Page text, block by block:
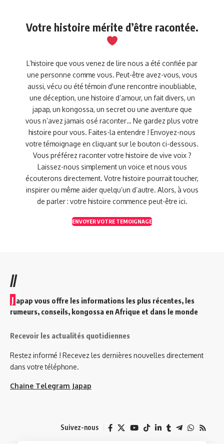
Votre histoire mérite d’être racontée.
L’histoire que vous venez de lire nous a été confiée par
une personne comme vous. Peut-être avez-vous, vous
aussi, vécu ou été témoin d'une rencontre inoubliable,
une déception, une histoire d’amour, un fait divers, un
japap, un kongossa, un secret ou une aventure que
vous n’avez jamais osé raconter… Ne gardez plus votre
histoire pour vous. Faites-la entendre ! Envoyez-nous
votre témoignage en cliquant sur le bouton ci-dessous.
Vous préférez raconter votre histoire de vive voix ?
Laissez-nous simplement un voice et nous vous
écouterons directement. Votre histoire pourrait toucher,
inspirer ou même aider quelqu’un d’autre. Alors, à vous
de parler : votre histoire commence peut-être ici.
ENVOYER VOTRE TEMOIGNAGE
//
J apap vous offre les informations les plus récentes, les
rumeurs, conseils, kongossa en Afrique et dans le monde
Recevoir les actualités quotidiennes
Restez informé ! Recevez les dernières nouvelles directement
dans votre téléphone.
Chaine Telegram Japap
Suivez-nous